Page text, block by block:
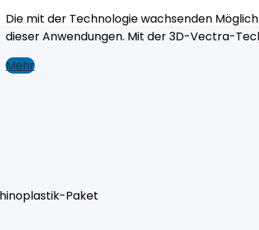
Die mit der Technologie wachsenden
dieser Anwendungen. Mit der 3D-Vectra-
Mehr